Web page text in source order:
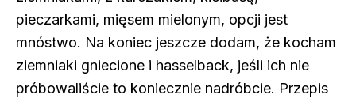
pieczarkami, mięsem mielonym, opcji jest
mnóstwo. Na koniec jeszcze dodam, że kocham
ziemniaki gniecione i hasselback, jeśli ich nie
próbowaliście to koniecznie nadróbcie. Przepis